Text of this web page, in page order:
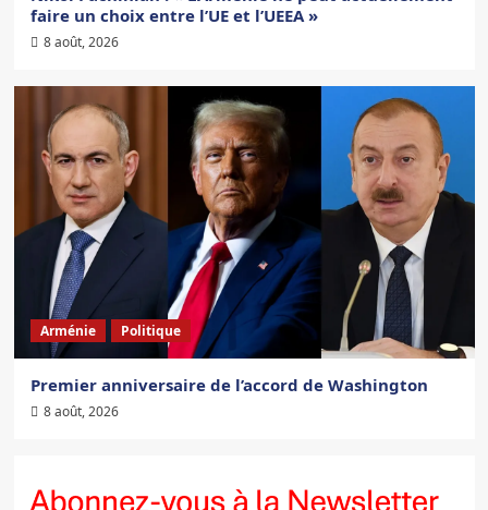
faire un choix entre l’UE et l’UEEA »
8 août, 2026
Arménie Politique
Premier anniversaire de l’accord de Washington
8 août, 2026